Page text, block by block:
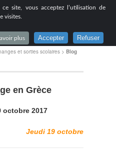
site, vous acceptez l’utilisation de
visites.
plus Accepter Refuser
Lyon
et sorties scolaires > Blog
en Grèce
octobre 2017
Jeudi 19 octobre